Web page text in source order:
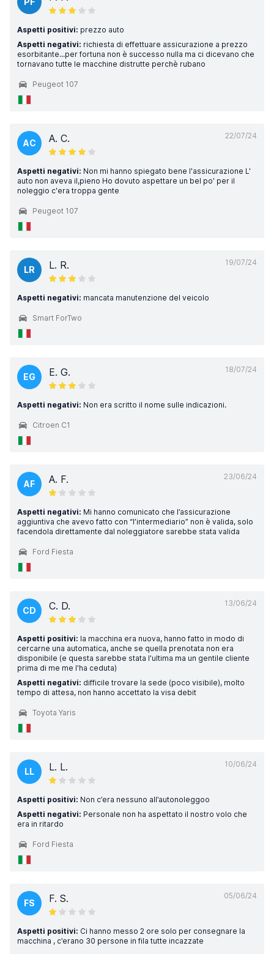
Aspetti positivi: prezzo auto
Aspetti negativi: richiesta di effettuare assicurazione a prezzo
esorbitante...per fortuna non è successo nulla ma ci dicevano che
tornavano tutte le macchine distrutte perchè rubano
Peugeot 107
22/07/24
AC A. C.
Aspetti negativi: Non mi hanno spiegato bene l'assicurazione L'
auto non aveva il,pieno Ho dovuto aspettare un bel po' per il
noleggio c'era troppa gente
Peugeot 107
19/07/24
LR L. R.
Aspetti negativi: mancata manutenzione del veicolo
Smart ForTwo
18/07/24
EG E. G.
Aspetti negativi: Non era scritto il nome sulle indicazioni.
Citroen C1
23/06/24
AF A. F.
Aspetti negativi: Mi hanno comunicato che l’assicurazione
aggiuntiva che avevo fatto con “l’intermediario” non è valida, solo
facendola direttamente dal noleggiatore sarebbe stata valida
Ford Fiesta
13/06/24
CD C. D.
Aspetti positivi: la macchina era nuova, hanno fatto in modo di
cercarne una automatica, anche se quella prenotata non era
disponibile (e questa sarebbe stata l'ultima ma un gentile cliente
prima di me me l'ha ceduta)
Aspetti negativi: difficile trovare la sede (poco visibile), molto
tempo di attesa, non hanno accettato la visa debit
Toyota Yaris
10/06/24
LL L. L.
Aspetti positivi: Non c’era nessuno all’autonoleggoo
Aspetti negativi: Personale non ha aspettato il nostro volo che
era in ritardo
Ford Fiesta
05/06/24
FS F. S.
Aspetti positivi: Ci hanno messo 2 ore solo per consegnare la
macchina , c’erano 30 persone in fila tutte incazzate